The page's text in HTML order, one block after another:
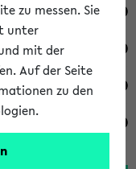
zu messen. Sie
unter
mit der
Auf der Seite
zu den